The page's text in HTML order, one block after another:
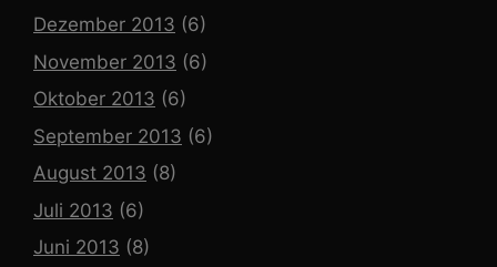
Dezember 2013 (6)
November 2013 (6)
Oktober 2013 (6)
September 2013 (6)
August 2013 (8)
Juli 2013 (6)
Juni 2013 (8)